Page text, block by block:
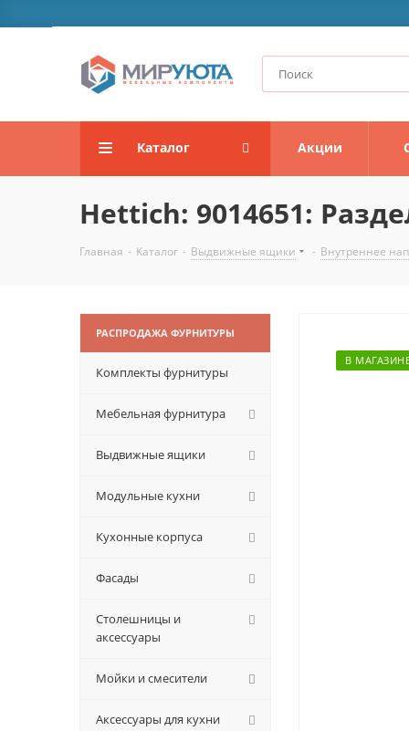
Каталог Акции
Hettich: 9014651:
Главная - Каталог - Выдвижные ящики - Внутреннее
В
РАСПРОДАЖА ФУРНИТУРЫ
Комплекты фурнитуры
Мебельная фурнитура
Выдвижные ящики
Модульные кухни
Кухонные корпуса
Фасады
Столешницы и
аксессуары
Мойки и смесители
Аксессуары для кухни